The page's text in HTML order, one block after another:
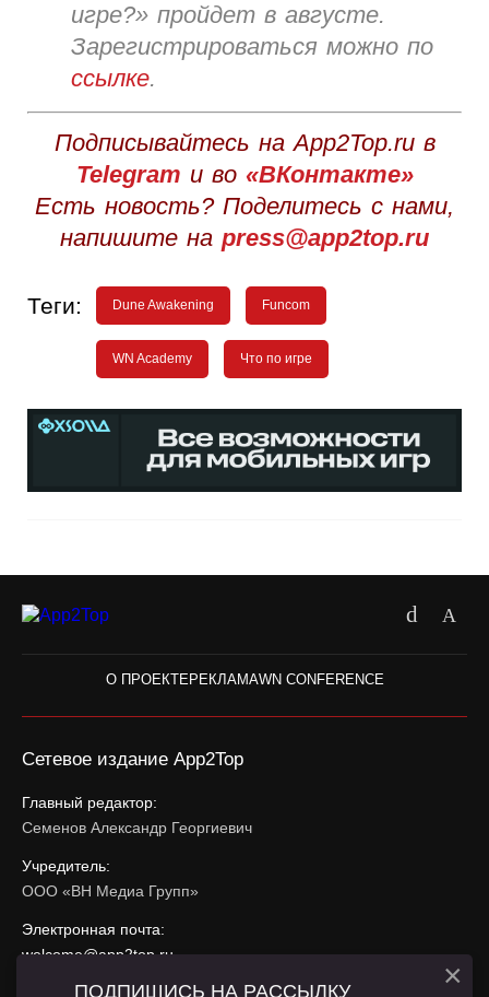
игре?» пройдет в августе.
Зарегистрироваться можно по
ссылке.
Подписывайтесь на App2Top.ru в
Telegram и во «ВКонтакте»
Есть новость? Поделитесь с нами,
напишите на press@app2top.ru
Теги: Dune Awakening Funcom
WN Academy Что по игре
О ПРОЕКТЕРЕКЛАМАWN CONFERENCE
Сетевое издание App2Top
Главный редактор:
Семенов Александр Георгиевич
Учредитель:
ООО «ВН Медиа Групп»
Электронная почта:
welcome@app2top.ru
ПОДПИШИСЬ НА РАССЫЛКУ ×